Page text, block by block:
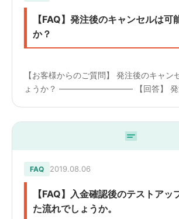
【FAQ】発注後のキャンセルは可
か？
【お客様からのご質問】 発注後のキャン
ょうか？ ————————— 【回答】 発
FAQ 2019.08.06
【FAQ】入金確認後のテストアッ
た流れでしょうか。